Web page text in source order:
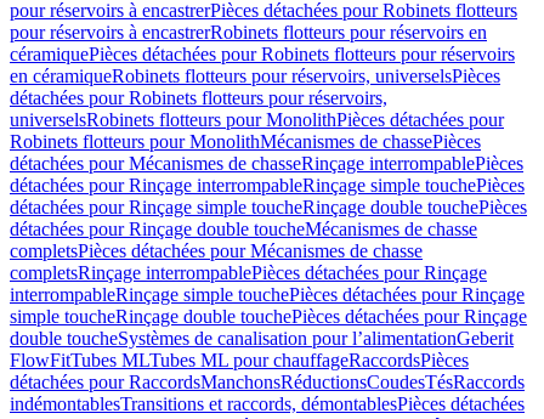
pour réservoirs à encastrerPièces détachées pour Robinets flotteurs
pour réservoirs à encastrerRobinets flotteurs pour réservoirs en
céramiquePièces détachées pour Robinets flotteurs pour réservoirs
en céramiqueRobinets flotteurs pour réservoirs, universelsPièces
détachées pour Robinets flotteurs pour réservoirs,
universelsRobinets flotteurs pour MonolithPièces détachées pour
Robinets flotteurs pour MonolithMécanismes de chassePièces
détachées pour Mécanismes de chasseRinçage interrompablePièces
détachées pour Rinçage interrompableRinçage simple touchePièces
détachées pour Rinçage simple toucheRinçage double touchePièces
détachées pour Rinçage double toucheMécanismes de chasse
completsPièces détachées pour Mécanismes de chasse
completsRinçage interrompablePièces détachées pour Rinçage
interrompableRinçage simple touchePièces détachées pour Rinçage
simple toucheRinçage double touchePièces détachées pour Rinçage
double toucheSystèmes de canalisation pour l’alimentationGeberit
FlowFitTubes MLTubes ML pour chauffageRaccordsPièces
détachées pour RaccordsManchonsRéductionsCoudesTésRaccords
indémontablesTransitions et raccords, démontablesPièces détachées